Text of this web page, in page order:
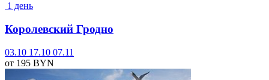
1 день
Королевский Гродно
03.10 17.10 07.11
от 195 BYN